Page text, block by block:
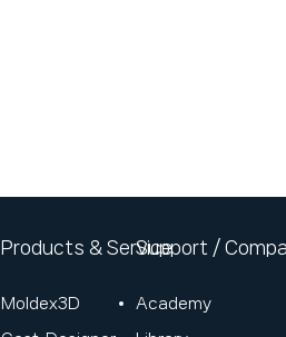
Products & Service
Moldex3D
Support /
Academy